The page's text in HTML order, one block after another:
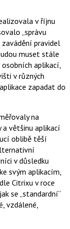
v říjnu
„správu
pravidel
muset stále
aplikací,
v různých
zapadat do
na
většinu aplikací
oblibě těší
v důsledku
svým aplikacím,
Citrixu v roce
se „standardní“
vzdálené,